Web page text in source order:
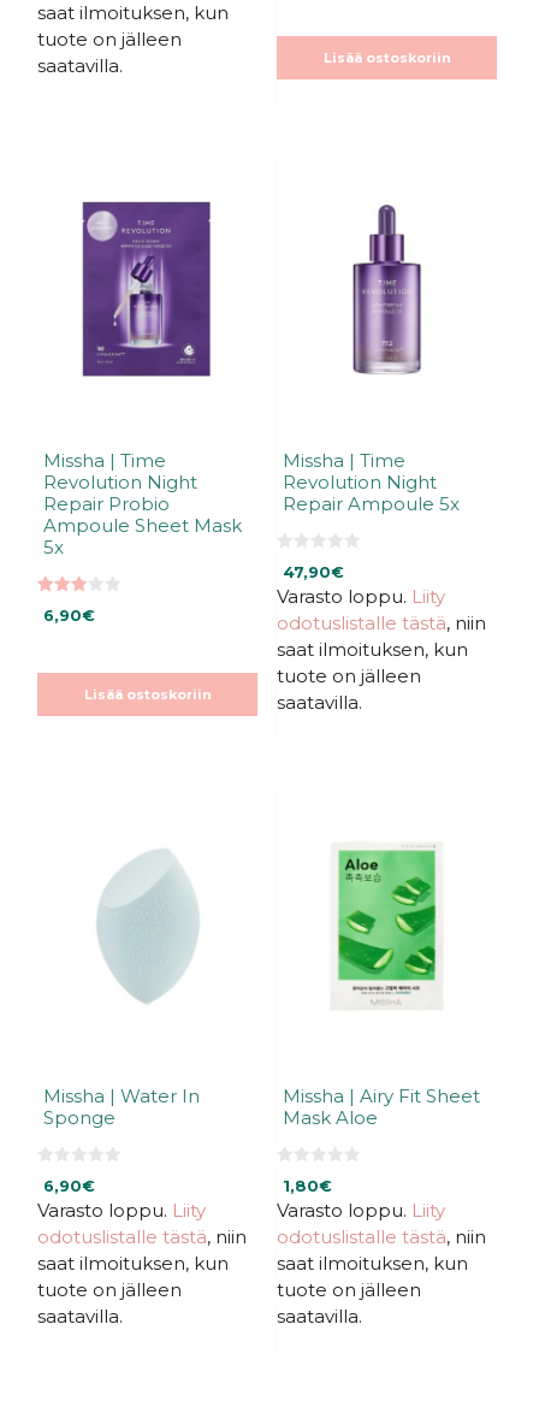
saat ilmoituksen, kun
tuote on jälleen
saatavilla.
Lisää ostoskoriin
Missha | Time
Revolution Night
Repair Probio
Ampoule Sheet Mask
5x
5:stä
6,90€
Lisää ostoskoriin
Missha | Time
Revolution Night
Repair Ampoule 5x
5
:
s
t
47,90€
Varasto loppu. Liity
odotuslistalle tästä, niin
saat ilmoituksen, kun
tuote on jälleen
saatavilla.
Missha | Water In
Sponge
5
:
s
t
6,90€
Varasto loppu. Liity
odotuslistalle tästä, niin
saat ilmoituksen, kun
tuote on jälleen
saatavilla.
Missha | Airy Fit Sheet
Mask Aloe
0
:
s
t
1,80€
Varasto loppu. Liity
odotuslistalle tästä, niin
saat ilmoituksen, kun
tuote on jälleen
saatavilla.